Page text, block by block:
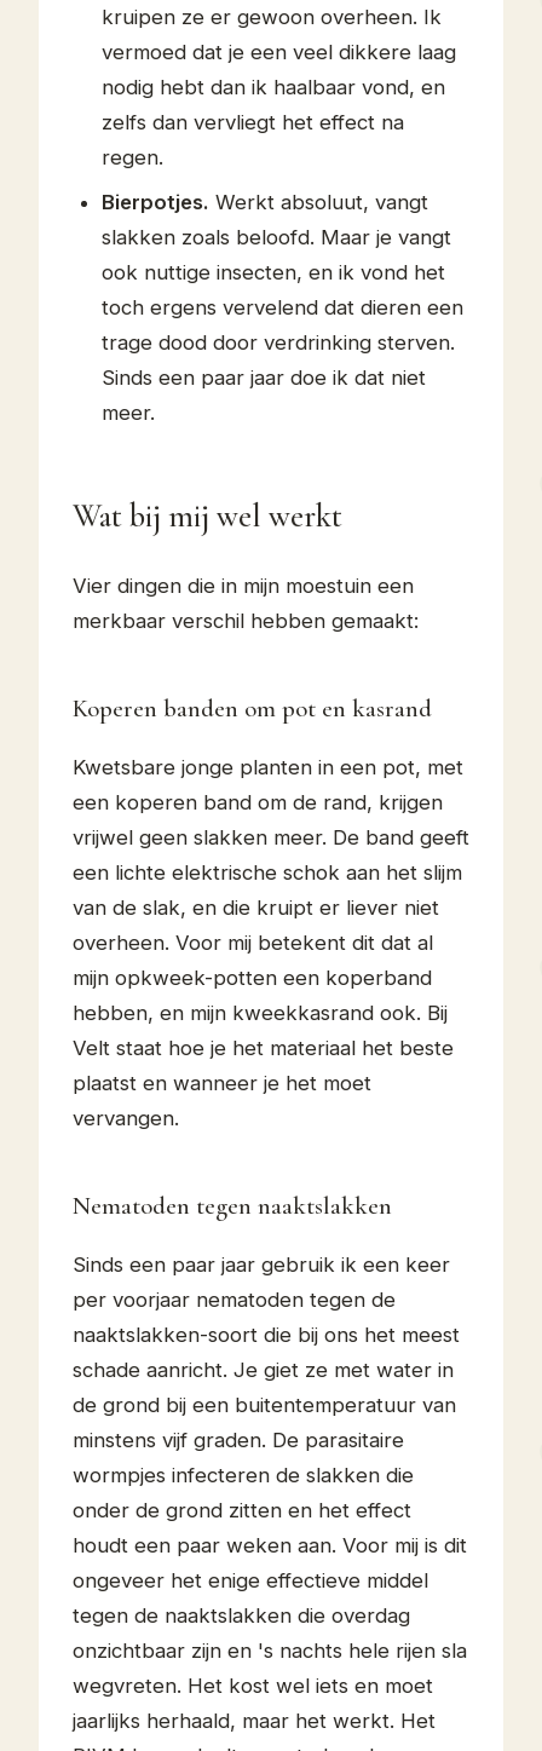
kruipen ze er gewoon overheen. Ik
vermoed dat je een veel dikkere laag
nodig hebt dan ik haalbaar vond, en
zelfs dan vervliegt het effect na
regen.
Bierpotjes. Werkt absoluut, vangt
slakken zoals beloofd. Maar je vangt
ook nuttige insecten, en ik vond het
toch ergens vervelend dat dieren een
trage dood door verdrinking sterven.
Sinds een paar jaar doe ik dat niet
meer.
Wat bij mij wel werkt
Vier dingen die in mijn moestuin een
merkbaar verschil hebben gemaakt:
Koperen banden om pot en kasrand
Kwetsbare jonge planten in een pot, met
een koperen band om de rand, krijgen
vrijwel geen slakken meer. De band geeft
een lichte elektrische schok aan het slijm
van de slak, en die kruipt er liever niet
overheen. Voor mij betekent dit dat al
mijn opkweek-potten een koperband
hebben, en mijn kweekkasrand ook. Bij
Velt staat hoe je het materiaal het beste
plaatst en wanneer je het moet
vervangen.
Nematoden tegen naaktslakken
Sinds een paar jaar gebruik ik een keer
per voorjaar nematoden tegen de
naaktslakken-soort die bij ons het meest
schade aanricht. Je giet ze met water in
de grond bij een buitentemperatuur van
minstens vijf graden. De parasitaire
wormpjes infecteren de slakken die
onder de grond zitten en het effect
houdt een paar weken aan. Voor mij is dit
ongeveer het enige effectieve middel
tegen de naaktslakken die overdag
onzichtbaar zijn en 's nachts hele rijen sla
wegvreten. Het kost wel iets en moet
jaarlijks herhaald, maar het werkt. Het